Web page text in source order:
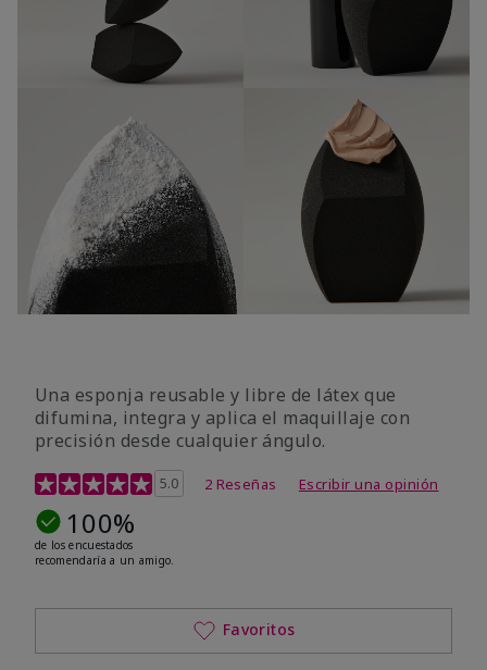
Una esponja reusable y libre de látex que
difumina, integra y aplica el maquillaje con
precisión desde cualquier ángulo.
Calificación de clientes de 5 de 5
5.0 2 Reseñas Escribir una opinión
100%
de los encuestados
recomendaría a un amigo.
Favoritos